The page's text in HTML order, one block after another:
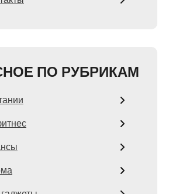
ПО РУБРИКАМ